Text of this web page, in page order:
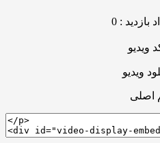
بازدید : 0
اصلی